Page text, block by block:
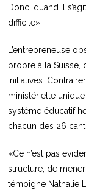
Donc, quand il
difficile».
L’entrepreneuse
propre à la
initiatives.
ministérielle
système éducatif
chacun des 26
«Ce n’est pas
structure, de
témoigne Nathalie